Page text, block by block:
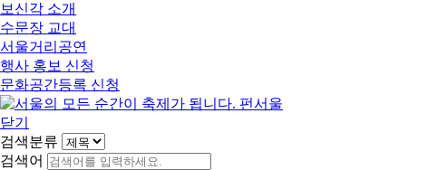
보신각 소개
수문장 교대
서울거리공연
행사 홍보 신청
문화공간등록 신청
닫기
검색분류
검색어